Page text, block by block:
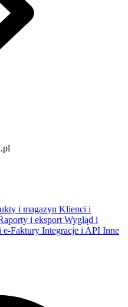
i magazyn Klienci i
i eksport Wygląd i
e-Faktury Integracje i API Inne